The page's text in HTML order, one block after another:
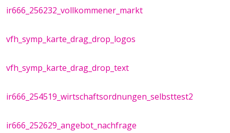
ir666_256232_vollkommener_markt
vfh_symp_karte_drag_drop_logos
vfh_symp_karte_drag_drop_text
ir666_254519_wirtschaftsordnungen_selbsttest2
ir666_252629_angebot_nachfrage